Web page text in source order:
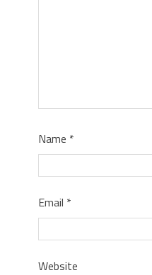
Name *
Email *
Website